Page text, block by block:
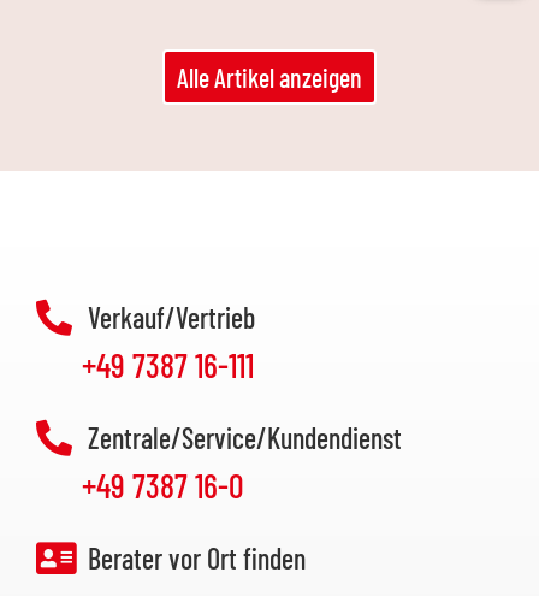
Alle Artikel anzeigen
Verkauf/Vertrieb
+49 7387 16-111
Zentrale/Service/Kundendienst
+49 7387 16-0
Berater vor Ort finden